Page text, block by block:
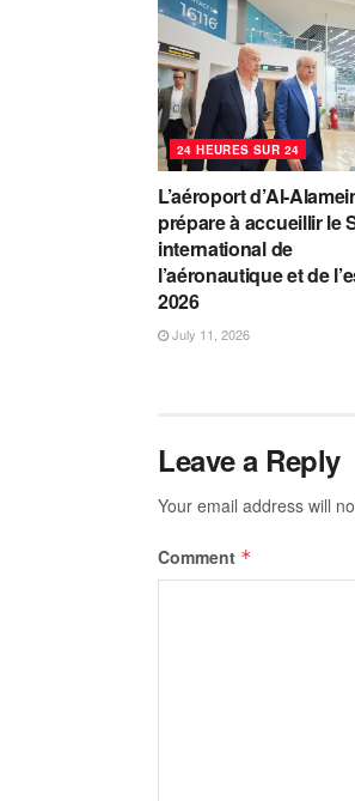
24 HEURES SUR 24
L’aéroport d’Al-
prépare à accueillir le
international de
l’aéronautique et de
2026
July 11, 2026
Leave a Reply
Your email address will
Comment *